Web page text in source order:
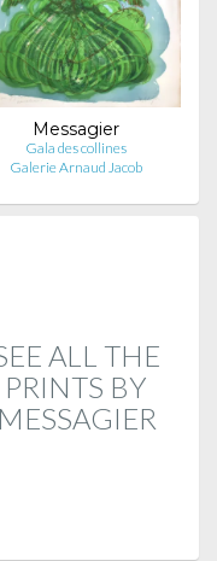
Messagier
Gala des collines
Galerie Arnaud Jacob
ALL THE
PRINTS BY
MESSAGIER